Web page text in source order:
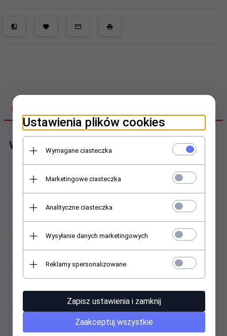
Wózek profilowy
Dokładność obrotu:
Bosch Rexroth klasa normalna
Brak łańcucha kulkowego
Masa:
1,34 kg
Materiał:
Stal węglowa
Ustawienia plików cookies
Wymagane ciasteczka
Marketingowe ciasteczka
Analityczne ciasteczka
Wysyłanie danych marketingowych
Reklamy spersonalizowane
Zapisz ustawienia i zamknij
Zaakceptuj wszystkie